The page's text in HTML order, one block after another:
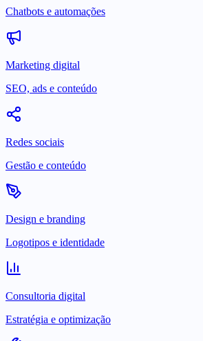
Chatbots e automações
Marketing digital
SEO, ads e conteúdo
Redes sociais
Gestão e conteúdo
Design e branding
Logotipos e identidade
Consultoria digital
Estratégia e optimização